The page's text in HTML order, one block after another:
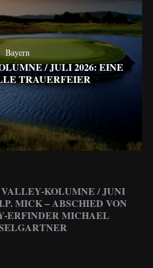
Bayern
/ JULI 2026: EINE
TRAUERFEIER
KOLUMNE / JUNI
MICK – ABSCHIED VON
ERFINDER MICHAEL